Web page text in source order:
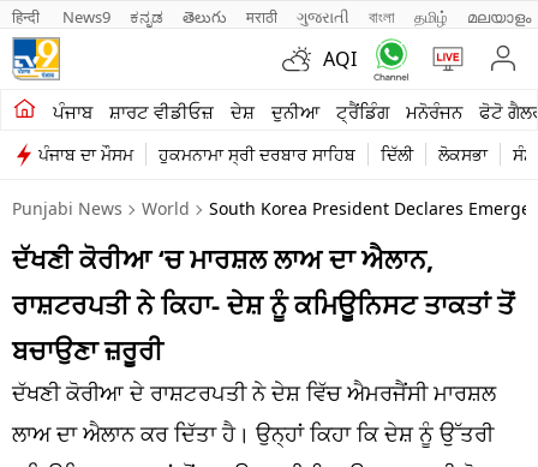
हिन्दी News9 ಕನ್ನಡ తెలుగు मराठी ગુજરાતી বাংলা தமிழ் മലയാളം
AQI
ਪੰਜਾਬ ਸ਼ਾਰਟ ਵੀਡੀਓਜ਼ ਦੇਸ਼ ਦੁਨੀਆ ਟ੍ਰੈਂਡਿੰਗ ਮਨੋਰੰਜਨ ਫੋਟੋ
ਪੰਜਾਬ ਦਾ ਮੌਸਮ ਹੁਕਮਨਾਮਾ ਸ੍ਰੀ ਦਰਬਾਰ ਸਾਹਿਬ ਦਿੱਲੀ ਲੋਕਸਭਾ
ਖੇਤੀਬਾੜੀ
ਸ਼ਾਰਟ ਵੀਡੀਓਜ਼
ਕਾਰੋਬਾਰ
ਕਰਿਅਰ
ਦੇਸ਼
ਲਾਈਫ ਸਟਾਈਲ
Punjabi News World South Korea President Declares
ਦੱਖਣੀ ਕੋਰੀਆ ‘ਚ ਮਾਰਸ਼ਲ ਲਾਅ ਦਾ ਐਲਾਨ,
ਰਾਸ਼ਟਰਪਤੀ ਨੇ ਕਿਹਾ- ਦੇਸ਼ ਨੂੰ ਕਮਿਊਨਿਸਟ ਤਾਕਤਾਂ ਤੋਂ
ਬਚਾਉਣਾ ਜ਼ਰੂਰੀ
ਦੱਖਣੀ ਕੋਰੀਆ ਦੇ ਰਾਸ਼ਟਰਪਤੀ ਨੇ ਦੇਸ਼ ਵਿੱਚ ਐਮਰਜੈਂਸੀ ਮਾਰਸ਼ਲ
ਲਾਅ ਦਾ ਐਲਾਨ ਕਰ ਦਿੱਤਾ ਹੈ। ਉਨ੍ਹਾਂ ਕਿਹਾ ਕਿ ਦੇਸ਼ ਨੂੰ ਉੱਤਰੀ